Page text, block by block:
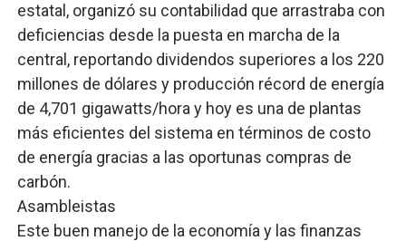
estatal, organizó su contabilidad que arrastraba con
deficiencias desde la puesta en marcha de la
central, reportando dividendos superiores a los 220
millones de dólares y producción récord de energía
de 4,701 gigawatts/hora y hoy es una de plantas
más eficientes del sistema en términos de costo
de energía gracias a las oportunas compras de
carbón.
Asambleistas
Este buen manejo de la economía y las finanzas